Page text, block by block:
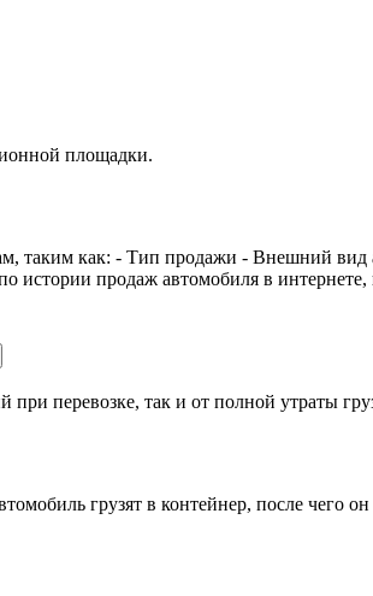
площадки.
таким как: - Тип продажи - Внешний
истории продаж автомобиля в
перевозке, так и от полной утраты
грузят в контейнер, после чего